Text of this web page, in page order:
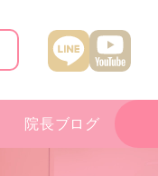
院長ブログ